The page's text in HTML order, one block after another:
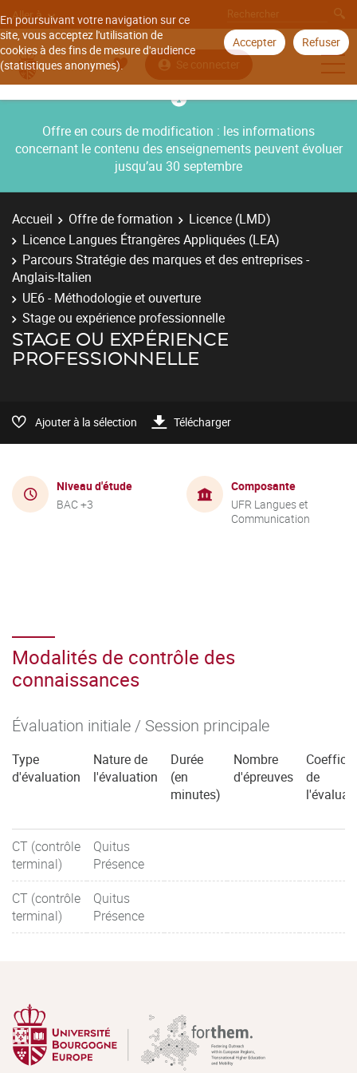
En poursuivant votre navigation sur ce
site, vous acceptez l'utilisation de
cookies à des fins de mesure d'audience
(statistiques anonymes).
Accepter Refuser
Aller à
Se connecter
Offre en cours de modification : les informations
concernant le contenu des enseignements peuvent évoluer
jusqu’au 30 septembre
Accueil Offre de formation
Licence (LMD)
Licence Langues Étrangères Appliquées (LEA)
Parcours Stratégie des marques et des entreprises -
Anglais-Italien
UE6 - Méthodologie et ouverture
Stage ou expérience professionnelle
STAGE OU EXPÉRIENCE
PROFESSIONNELLE
Ajouter à la sélection Télécharger
Niveau d'étude
BAC +3
Composante
UFR Langues et
Communication
Modalités de contrôle des
connaissances
Évaluation initiale / Session principale
Type
d'évaluation
Nature de
l'évaluation
Durée
(en
minutes)
Nombre
d'épreuves
de
CT (contrôle
terminal)
Quitus
Présence
CT (contrôle
terminal)
Quitus
Présence